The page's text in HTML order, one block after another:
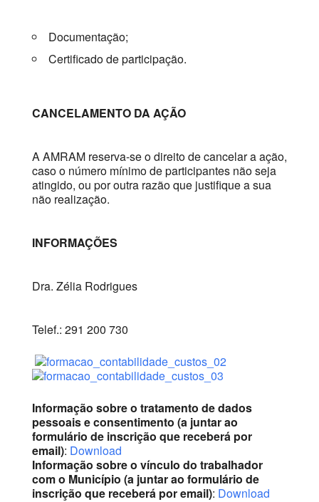
Documentação;
Certificado de participação.
CANCELAMENTO DA AÇÃO
A AMRAM reserva-se o direito de cancelar a ação,
caso o número mínimo de participantes não seja
atingido, ou por outra razão que justifique a sua
não realização.
INFORMAÇÕES
Dra. Zélia Rodrigues
Telef.: 291 200 730
Informação sobre o tratamento de dados
pessoais e consentimento (a juntar ao
formulário de inscrição que receberá por
email): Download
Informação sobre o vínculo do trabalhador
com o Município (a juntar ao formulário de
inscrição que receberá por email): Download